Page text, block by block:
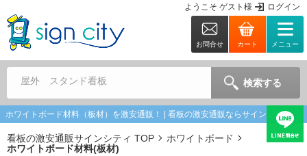
ようこそ ゲスト 様 ログイン
お問合せ カート メニュー
屋外 スタンド看板 検索する
ホワイトボード材料（板材）を激安通販！ | 看板の激安通販ならサインシティ
看板の激安通販サインシティ TOP
ホワイトボード
ホワイトボード材料(板材)